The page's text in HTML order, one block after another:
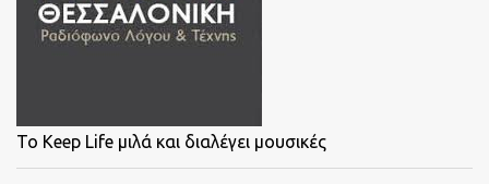
To Keep Life μιλά και διαλέγει μουσικές